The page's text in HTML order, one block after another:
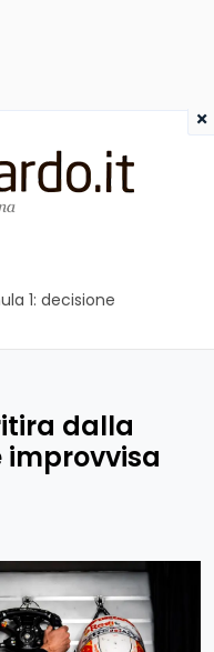
1: decisione
dalla
improvvisa
×